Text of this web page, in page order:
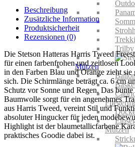
Trilby
Mützen
Mützen
Freestyle
Menge
Beschreibung
Zusätzliche Information
Produktsicherheit
Rezensionen (0)
Die Stetson Hatteras Harris Tweed
für einen farbenfrohen und zeitlosen
in den Farben Blau und Orange zieht
sich. Die Schirmlänge beträgt ca. 6 cm
Schutz vor Sonne und Regen. Das
Baumwolle sorgt für ein angenehmes
aus Harris Tweed, vereint Stil und
absoluter Hingucker für jeden
Highlight ist der blaumetallicfarbene
praktisches Goodie dabei ist.